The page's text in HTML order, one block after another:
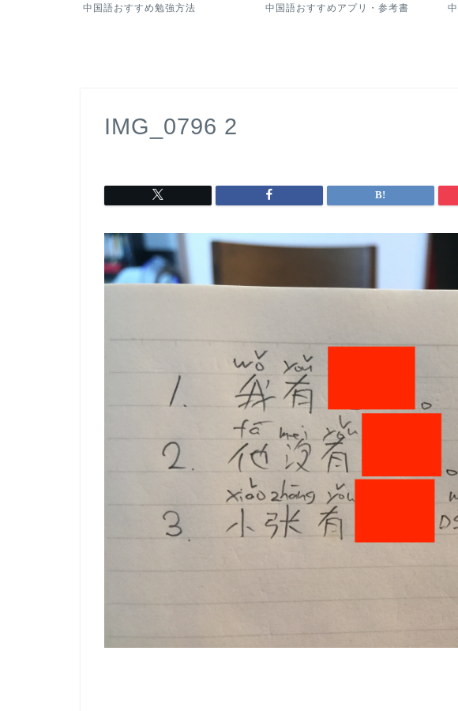
中国語おすすめアプリ・参考書 中国語教室・オンライン中国語
IMG_0796 2